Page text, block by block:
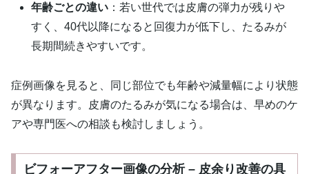
年齢ごとの違い ：若い世代では皮膚の弾力が残りや
すく、40代以降になると回復力が低下し、たるみが
長期間続きやすいです。
症例画像を見ると、同じ部位でも年齢や減量幅により状態
が異なります。皮膚のたるみが気になる場合は、早めのケ
アや専門医への相談も検討しましょう。
ビフォーアフター画像の分析 – 皮余り改善の具